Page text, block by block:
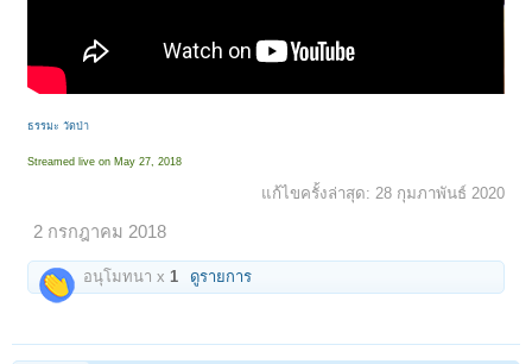
ธรรมะ วัดป่า
Streamed live on May 27, 2018
แก้ไขครั้งล่าสุด: 28 กุมภาพันธ์ 2020
2 กรกฎาคม 2018
อนุโมทนา x 1 ดูรายการ